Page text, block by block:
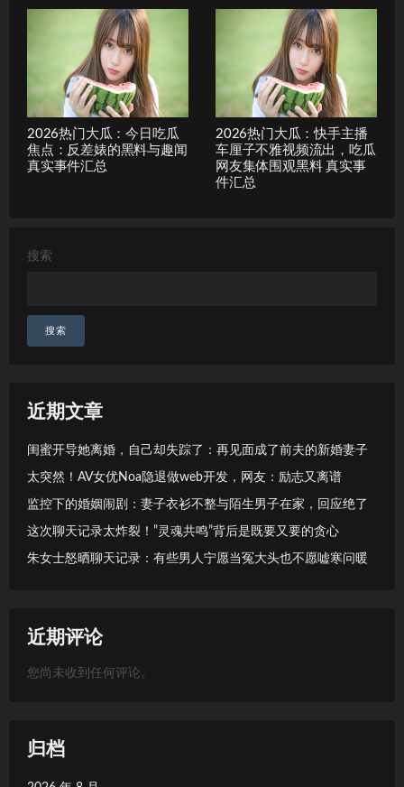
2026热门大瓜：今日吃瓜
焦点：反差婊的黑料与趣闻
真实事件汇总
2026热门大瓜：快手主播
车厘子不雅视频流出，吃瓜
网友集体围观黑料 真实事
件汇总
搜索
搜索
近期文章
闺蜜开导她离婚，自己却失踪了：再见面成了前夫的新婚妻子
太突然！AV女优Noa隐退做web开发，网友：励志又离谱
监控下的婚姻闹剧：妻子衣衫不整与陌生男子在家，回应绝了
这次聊天记录太炸裂！”灵魂共鸣”背后是既要又要的贪心
朱女士怒晒聊天记录：有些男人宁愿当冤大头也不愿嘘寒问暖
近期评论
您尚未收到任何评论。
归档